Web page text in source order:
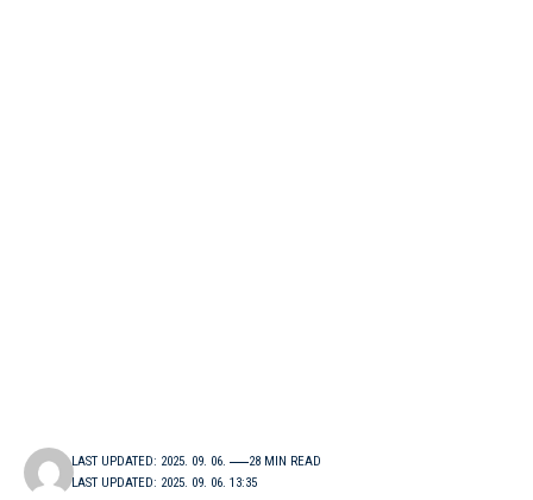
LAST UPDATED: 2025. 09. 06. 13:35
LAST UPDATED: 2025. 09. 06. 28 MIN READ